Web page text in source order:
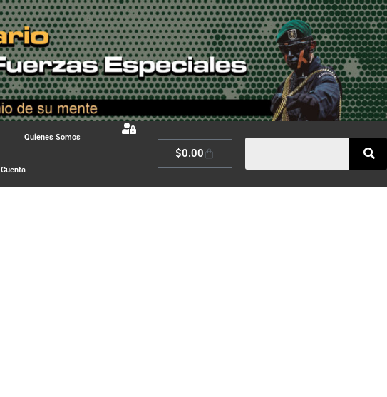
Quienes Somos
Cuenta
$0.00